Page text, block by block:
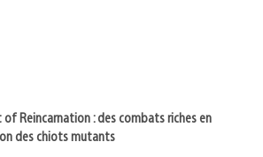
Reincarnation : des combats riches en
des chiots mutants